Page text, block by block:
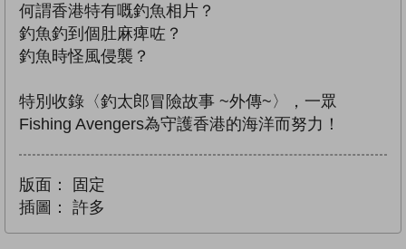
何謂香港特有嘅釣魚相片？
釣魚釣到個肚麻痺咗？
釣魚時怪風侵襲？
特別收錄〈釣太郎冒險故事 ~外傳~〉，一眾
Fishing Avengers為守護香港的海洋而努力！
版面：
固定
插圖：
許多